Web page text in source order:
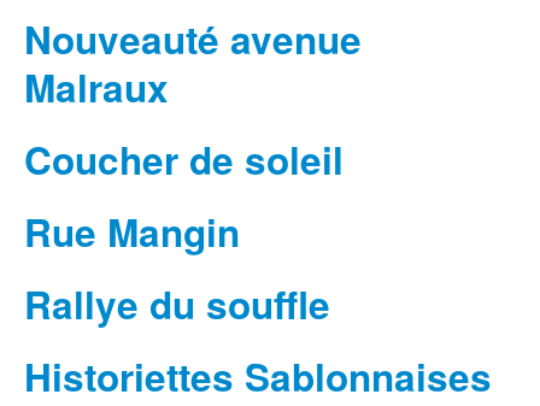
Nouveauté avenue
Malraux
Coucher de soleil
Rue Mangin
Rallye du souffle
Historiettes Sablonnaises